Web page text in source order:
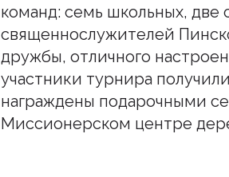
команд: семь школьных, две
священнослужителей
дружбы, отличного
участники турнира
награждены подарочными
Миссионерском центре